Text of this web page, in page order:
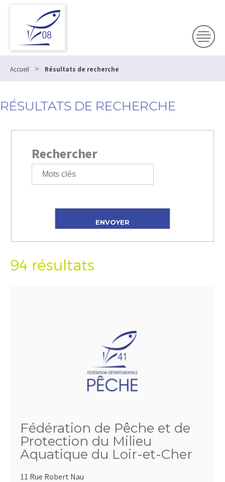
Accueil > Résultats de recherche
RÉSULTATS DE RECHERCHE
Rechercher
94 résultats
Fédération de Pêche et de
Protection du Milieu
Aquatique du Loir-et-Cher
11 Rue Robert Nau